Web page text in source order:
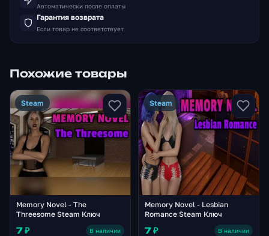
Автоматически после оплаты
Гарантия возврата
Если товар не соответствует
Похожие товары
Steam
Memory Novel - The
Threesome Steam Ключ
7 ₽ В наличии
Steam
Memory Novel - Lesbian
Romance Steam Ключ
7 ₽ В наличии